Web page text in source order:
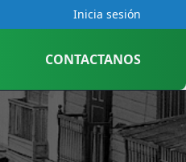
Inicia sesión
CONTACTANOS